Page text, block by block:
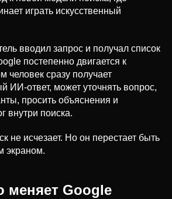
играть искусственный
вводил запрос и получал список
постепенно двигается к
человек сразу получает
ИИ-ответ, может уточнять вопрос,
просить объяснения и
внутри поиска.
не исчезает. Но он перестает быть
экраном.
меняет Google